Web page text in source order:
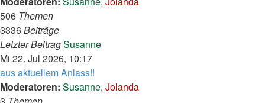
506 Themen
3336Beiträge
Letzter BeitragSusanneNeuester
Mi 22. Jul 2026, 10:17
aus aktuellem Anlass!!
Moderatoren: Susanne, Jolanda